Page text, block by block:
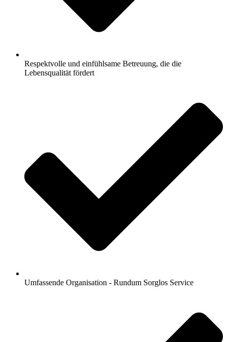
Respektvolle und einfühlsame Betreuung, die die
Lebensqualität fördert
Umfassende Organisation - Rundum Sorglos Service